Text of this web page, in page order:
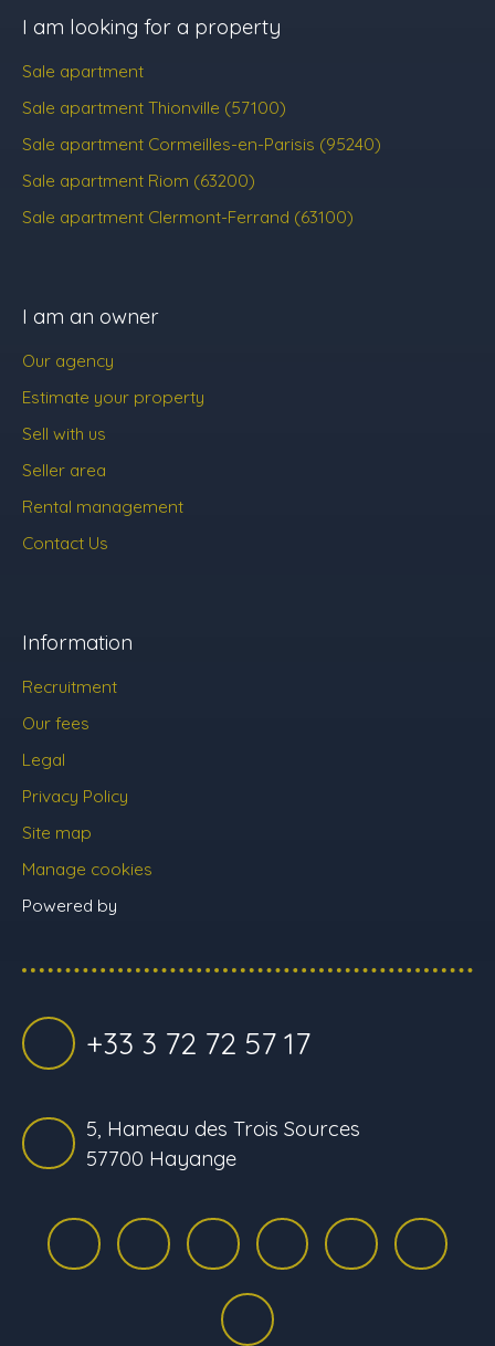
I am looking for a property
Sale apartment
Sale apartment Thionville (57100)
Sale apartment Cormeilles-en-Parisis (95240)
Sale apartment Riom (63200)
Sale apartment Clermont-Ferrand (63100)
I am an owner
Our agency
Estimate your property
Sell with us
Seller area
Rental management
Contact Us
Information
Recruitment
Our fees
Legal
Privacy Policy
Site map
Manage cookies
Powered by
+33 3 72 72 57 17
5, Hameau des Trois Sources
57700 Hayange